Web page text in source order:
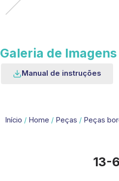
Galeria de Imagens
Manual de instruções
Início / Home / Peças / Peças
13-